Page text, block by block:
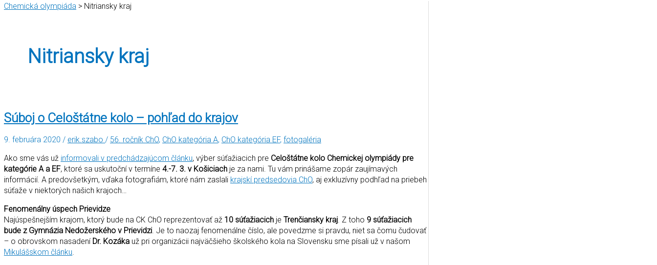
Chemická olympiáda > Nitriansky kraj
Nitriansky kraj
Súboj o Celoštátne kolo – pohľad do krajov
9. februára 2020 / erik.szabo / 56. ročník ChO, ChO kategória A, ChO kategória EF, fotogaléria
Ako sme vás už informovali v predchádzajúcom článku, výber súťažiacich pre Celoštátne kolo Chemickej olympiády pre
kategórie A a EF, ktoré sa uskutoční v termíne 4.-7. 3. v Košiciach je za nami. Tu vám prinášame zopár zaujímavých
informácií. A predovšetkým, vďaka fotografiám, ktoré nám zaslali krajskí predsedovia ChO, aj exkluzívny podhľad na priebeh
súťaže v niektorých našich krajoch…
Fenomenálny úspech Prievidze
Najúspešnejším krajom, ktorý bude na CK ChO reprezentovať až 10 súťažiacich je Trenčiansky kraj . Z toho 9 súťažiacich
bude z Gymnázia Nedožerského v Prievidzi . Je to naozaj fenomenálne číslo, ale povedzme si pravdu, niet sa čomu čudovať
– o obrovskom nasadení Dr. Kozáka už pri organizácii najväčšieho školského kola na Slovensku sme písali už v našom
Mikulášskom článku